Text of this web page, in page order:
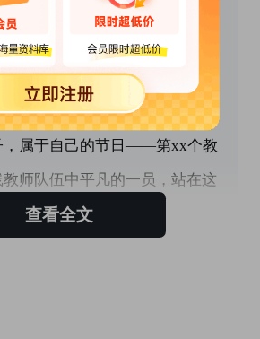
物，附中xx校区首届学生走进
附中版图里最美妙的风景，附
华诞，是这个秋天附中校园中
天，我们又一同迎来了这个秋
，属于自己的节日——第xx个教
师队伍中平凡的一员，站在这
与自豪。
查看全文